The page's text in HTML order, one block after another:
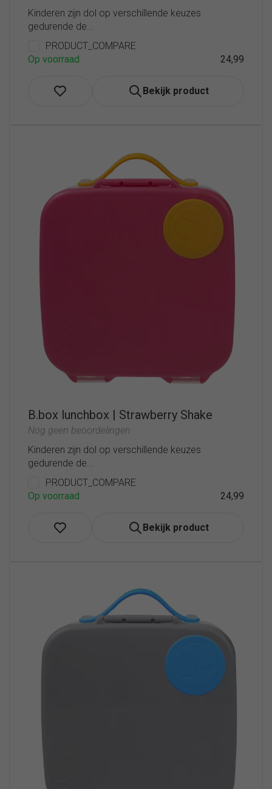
Kinderen zijn dol op verschillende keuzes
gedurende de...
PRODUCT_COMPARE
Op voorraad
24,99
Bekijk product
B.box lunchbox | Strawberry Shake
Nog geen beoordelingen
Kinderen zijn dol op verschillende keuzes
gedurende de...
PRODUCT_COMPARE
Op voorraad
24,99
Bekijk product